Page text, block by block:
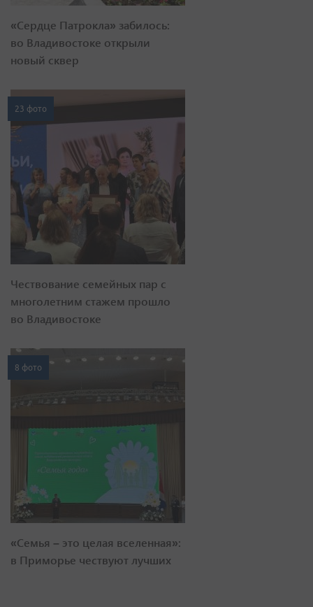
«Сердце Патрокла» забилось:
во Владивостоке открыли
новый сквер
23 фото
Чествование семейных пар с
многолетним стажем прошло
во Владивостоке
8 фото
«Семья – это целая вселенная»:
в Приморье чествуют лучших